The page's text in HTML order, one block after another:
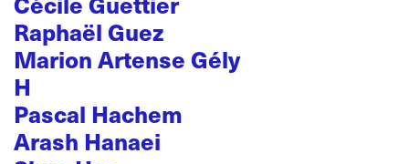
Raphaël Guez
Marion Artense Gély
H
Pascal Hachem
Arash Hanaei